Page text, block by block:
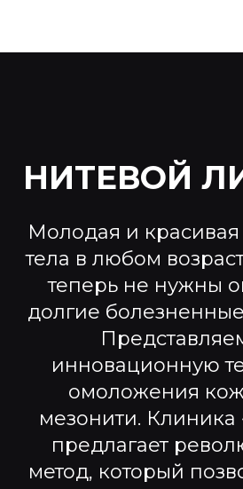
НИТЕВОЙ
Молодая и
тела в любом
теперь не нужны
долгие
инновационную
омоложения
мезонити.
предлагает
метод, который